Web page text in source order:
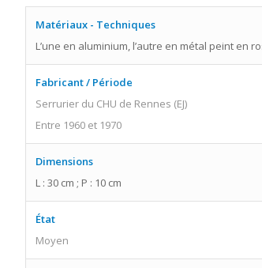
Matériaux - Techniques
L’une en aluminium, l’autre en métal peint en
Fabricant / Période
Serrurier du CHU de Rennes (EJ)
Entre 1960 et 1970
Dimensions
L : 30 cm ; P : 10 cm
État
Moyen